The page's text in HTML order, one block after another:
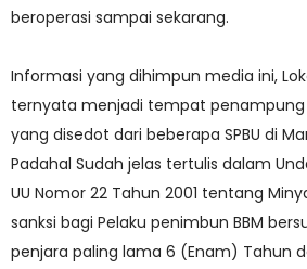
beroperasi sampai sekarang.
Informasi yang dihimpun media ini,
ternyata menjadi tempat penampung
yang disedot dari beberapa SPBU di
Padahal Sudah jelas tertulis dalam
UU Nomor 22 Tahun 2001 tentang
sanksi bagi Pelaku penimbun BBM
penjara paling lama 6 (Enam) Tahun